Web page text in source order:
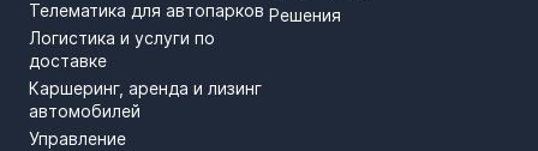
Телематика для автопарков
Логистика и услуги по
доставке
Каршеринг, аренда и лизинг
автомобилей
Управление
Решения